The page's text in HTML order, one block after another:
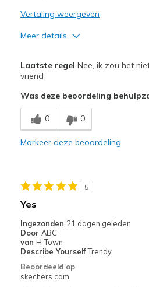
Vertaling weergeven
Meer details
Attractive Design
Breathe Well
Durable
Stylish
Need Break In
Beste toepassingen
Casual Wear
Travel
Width
Laatste regel Nee, ik zou het
vriend
Was deze beoordeling
0 0
Markeer deze beoordeling
5
Yes
Ingezonden 21 dagen geleden
Door ABC
van H-Town
Describe YourselfTrendy
Beoordeeld op
skechers.com